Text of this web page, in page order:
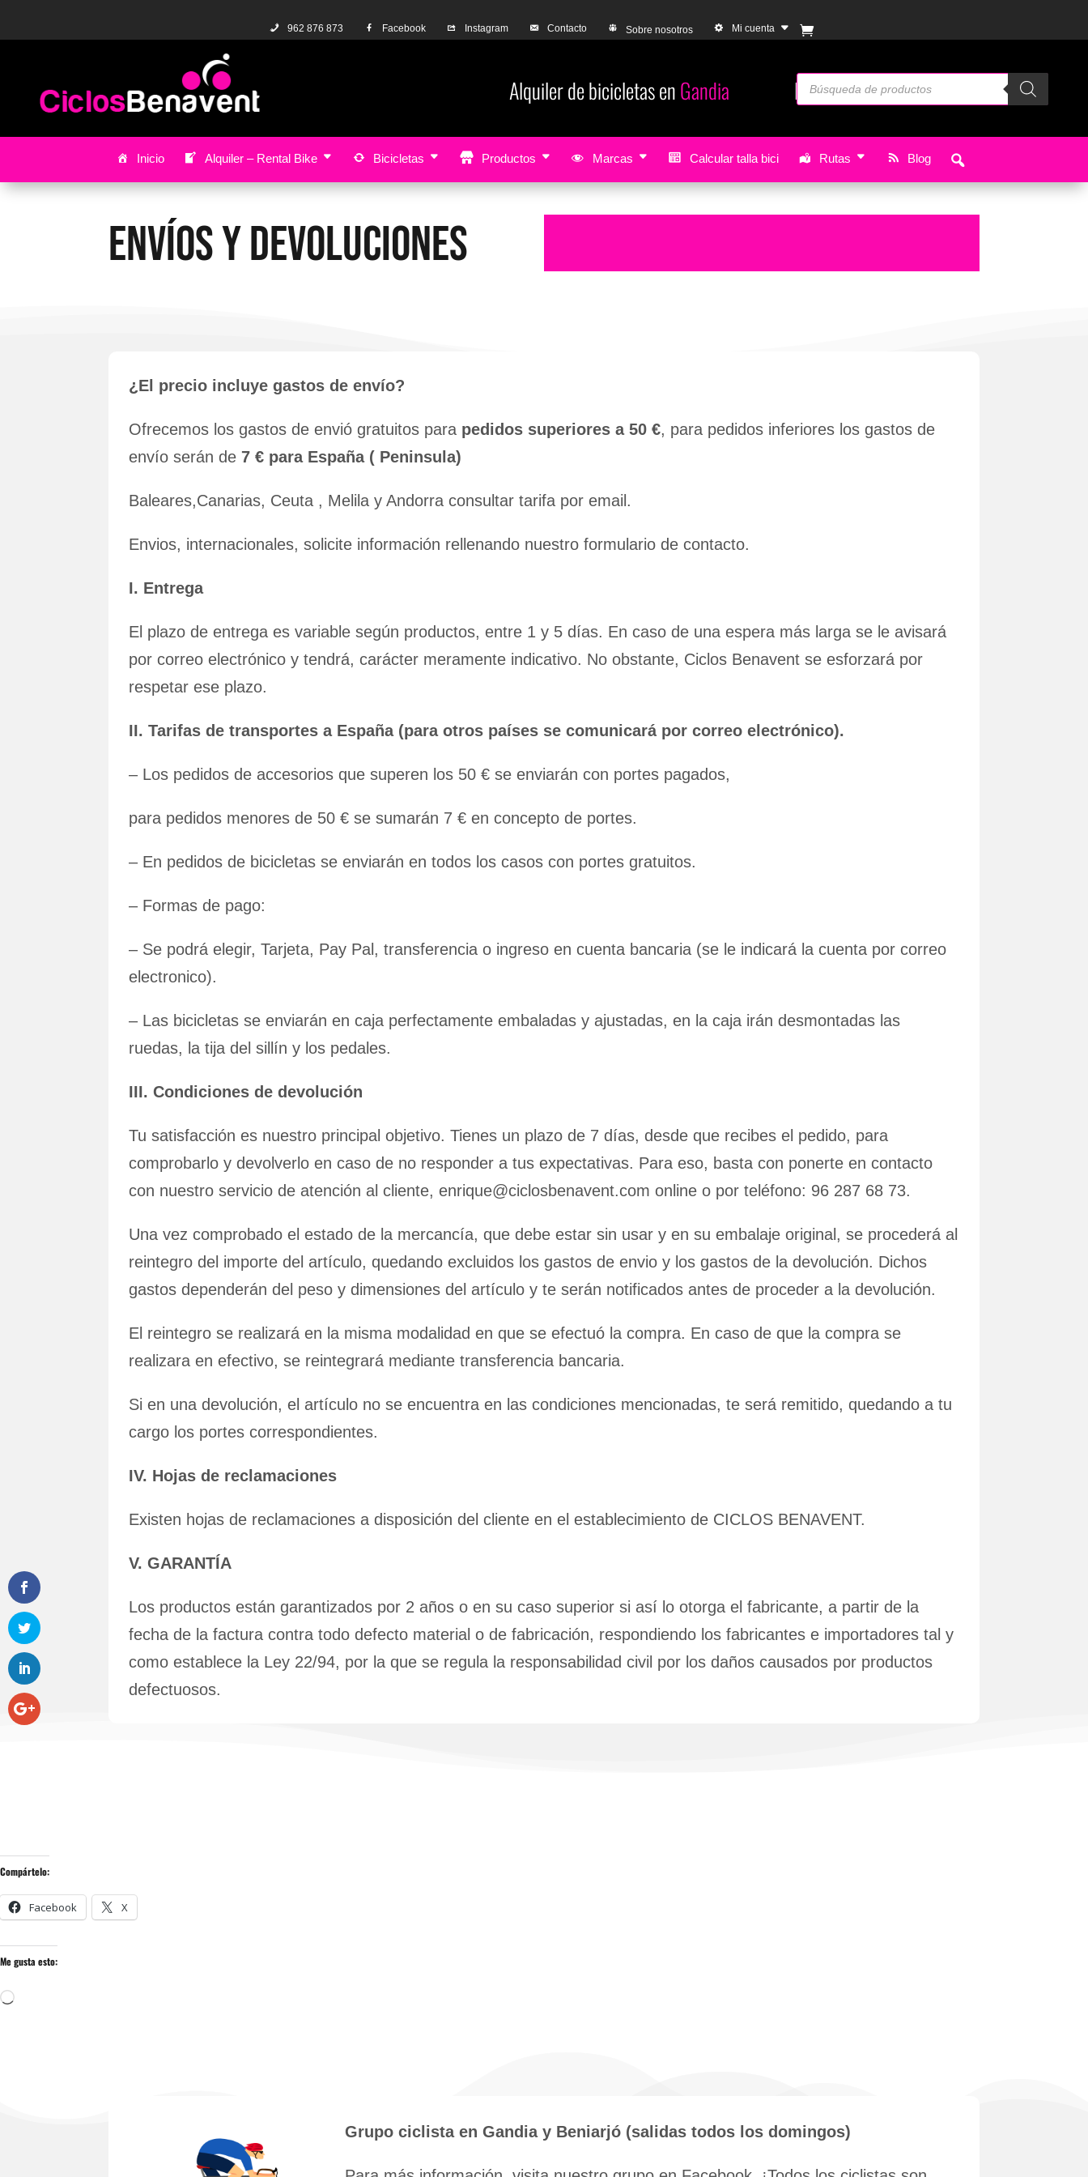
962 876 873 Facebook Instagram Contacto Sobre nosotros Mi cuenta
Alquiler de bicicletas enGandiaBike rental in Gandia EnvíosGRATIS a partir de 49 €
Búsqueda
de
Inicio Alquiler – Rental Bike Bicicletas Productos Marcas Calcular talla bici Rutas Blog
ENVÍOS Y DEVOLUCIONES
¿El precio incluye gastos de envío?
Ofrecemos los gastos de envió gratuitos para pedidos superiores a 50 €, para pedidos inferiores los gastos de
envío serán de7 € para España ( Peninsula)
Baleares,Canarias, Ceuta , Melila y Andorra consultar tarifa por email.
Envios, internacionales, solicite información rellenando nuestro formulario de contacto.
I. Entrega
El plazo de entrega es variable según productos, entre 1 y 5 días. En caso de una espera más larga se le avisará
por correo electrónico y tendrá, carácter meramente indicativo. No obstante, Ciclos Benavent se esforzará por
respetar ese plazo.
II. Tarifas de transportes a España (para otros países se comunicará por correo electrónico).
– Los pedidos de accesorios que superen los 50 € se enviarán con portes pagados,
para pedidos menores de 50 € se sumarán 7 € en concepto de portes.
– En pedidos de bicicletas se enviarán en todos los casos con portes gratuitos.
– Formas de pago:
– Se podrá elegir, Tarjeta, Pay Pal, transferencia o ingreso en cuenta bancaria (se le indicará la cuenta por correo
electronico).
– Las bicicletas se enviarán en caja perfectamente embaladas y ajustadas, en la caja irán desmontadas las
ruedas, la tija del sillín y los pedales.
III. Condiciones de devolución
Tu satisfacción es nuestro principal objetivo. Tienes un plazo de 7 días, desde que recibes el pedido, para
comprobarlo y devolverlo en caso de no responder a tus expectativas. Para eso, basta con ponerte en contacto
con nuestro servicio de atención al cliente, enrique@ciclosbenavent.com online o por teléfono: 96 287 68 73.
Una vez comprobado el estado de la mercancía, que debe estar sin usar y en su embalaje original, se procederá al
reintegro del importe del artículo, quedando excluidos los gastos de envio y los gastos de la devolución. Dichos
gastos dependerán del peso y dimensiones del artículo y te serán notificados antes de proceder a la devolución.
El reintegro se realizará en la misma modalidad en que se efectuó la compra. En caso de que la compra se
realizara en efectivo, se reintegrará mediante transferencia bancaria.
Si en una devolución, el artículo no se encuentra en las condiciones mencionadas, te será remitido, quedando a tu
cargo los portes correspondientes.
IV. Hojas de reclamaciones
Existen hojas de reclamaciones a disposición del cliente en el establecimiento de CICLOS BENAVENT.
V. GARANTÍA
Los productos están garantizados por 2 años o en su caso superior si así lo otorga el fabricante, a partir de la
fecha de la factura contra todo defecto material o de fabricación, respondiendo los fabricantes e importadores tal y
como establece la Ley 22/94, por la que se regula la responsabilidad civil por los daños causados por productos
defectuosos.
Compártelo:
Facebook X
Me gusta esto:
Cargando...
Grupo ciclista en Gandia y Beniarjó (salidas todos los domingos)